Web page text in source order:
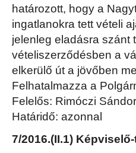
határozott, hogy a
ingatlanokra tett vételi
jelenleg eladásra szánt
vételiszerződésben a
elkerülő út a jövőben
Felhatalmazza a
Felelős: Rimóczi
Határidő: azonnal
7/2016.(II.1)